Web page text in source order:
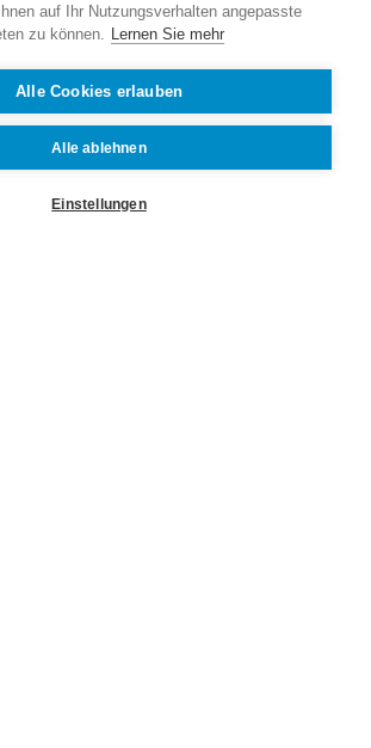
umfassen2 bis 4 Zimmer
und 99 m² und überzeugen durch
Grundrisse für
Wohnbedürfnisse. Jede Wohnung
Freiflächenwie Loggia,
oder Eigengarten sowie über ein
auf Ihr Nutzungsverhalten angepasste
zu können. Lernen Sie mehr
Alle Cookies erlauben
Alle ablehnen
Einstellungen